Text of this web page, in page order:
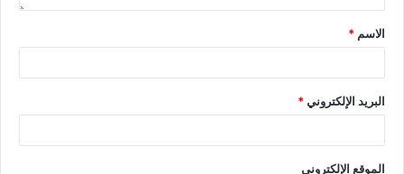
الاسم *
البريد الإلكتروني*
الموقع الإلكتروني